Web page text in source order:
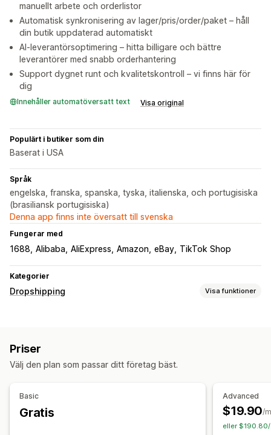
manuellt arbete och orderlistor
Automatisk synkronisering av lager/pris/order/paket – håll
din butik uppdaterad automatiskt
AI-leverantörsoptimering – hitta billigare och bättre
leverantörer med snabb orderhantering
Support dygnet runt och kvalitetskontroll – vi finns här för
dig
Innehåller automatöversatt text Visa original
Populärt i butiker som din
Baserat i USA
Språk
engelska, franska, spanska, tyska, italienska, och portugisiska
(brasiliansk portugisiska)
Denna app finns inte översatt till svenska
Fungerar med
1688 Alibaba AliExpress Amazon eBay TikTok Shop
Kategorier
Dropshipping Visa funktioner
Hem och trädgård
Elektronik Konst och hantverk Underhållning och media
Husdjursprodukter
Företags- och kontorsprodukter
Bilprodukter
Priser
Välj den plan som passar ditt företag bäst.
Basic
Gratis
Advanced
$19.90/
eller $190.80/